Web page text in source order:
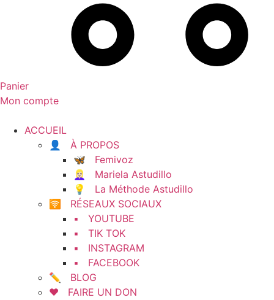
Panier
Mon compte
ACCUEIL
👤 À PROPOS
🦋 Femivoz
👱🏻‍♀️ Mariela Astudillo
💡 La Méthode Astudillo
🛜 RÉSEAUX SOCIAUX
▪️ YOUTUBE
▪️ TIK TOK
▪️ INSTAGRAM
▪️ FACEBOOK
✏️ BLOG
❤️ FAIRE UN DON